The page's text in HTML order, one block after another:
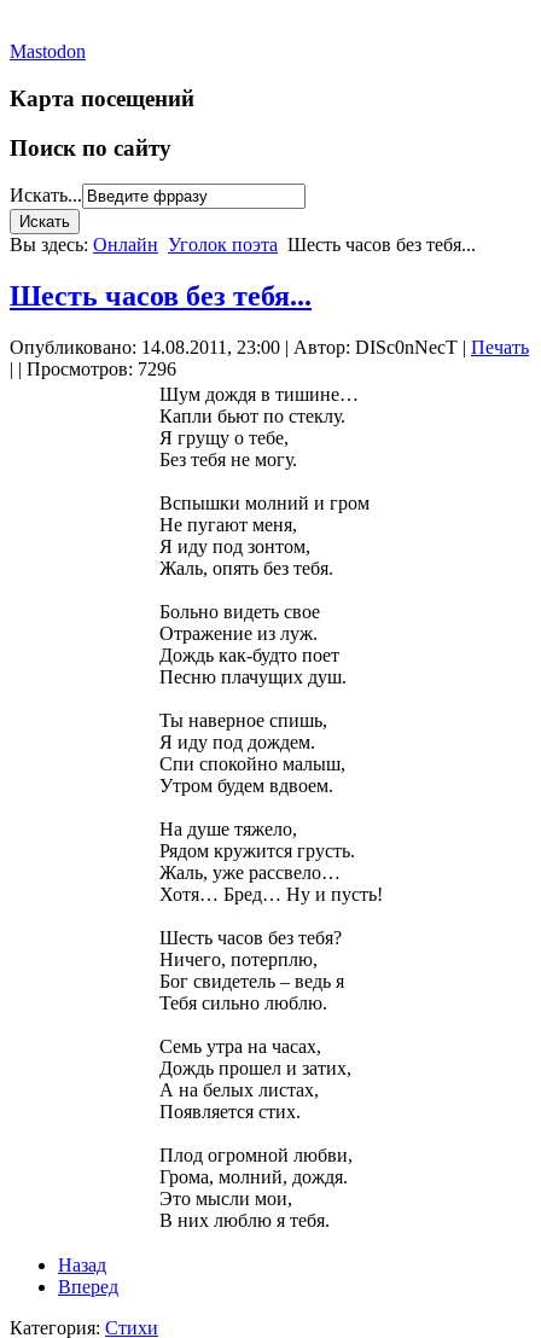
Mastodon
Карта посещений
Поиск по сайту
Искать...
Вы здесь: Онлайн Уголок поэта Шесть часов без тебя...
Шесть часов без тебя...
Опубликовано: 14.08.2011, 23:00 | Автор: DISc0nNecT | Печать
| | Просмотров: 7296
Шум дождя в тишине…
Капли бьют по стеклу.
Я грущу о тебе,
Без тебя не могу.
Вспышки молний и гром
Не пугают меня,
Я иду под зонтом,
Жаль, опять без тебя.
Больно видеть свое
Отражение из луж.
Дождь как-будто поет
Песню плачущих душ.
Ты наверное спишь,
Я иду под дождем.
Спи спокойно малыш,
Утром будем вдвоем.
На душе тяжело,
Рядом кружится грусть.
Жаль, уже рассвело…
Хотя… Бред… Ну и пусть!
Шесть часов без тебя?
Ничего, потерплю,
Бог свидетель – ведь я
Тебя сильно люблю.
Семь утра на часах,
Дождь прошел и затих,
А на белых листах,
Появляется стих.
Плод огромной любви,
Грома, молний, дождя.
Это мысли мои,
В них люблю я тебя.
Назад
Вперед
Категория: Стихи